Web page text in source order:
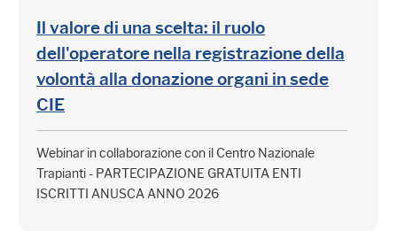
Il valore di una scelta: il ruolo
dell'operatore nella registrazione della
volontà alla donazione organi in sede
CIE
Webinar in collaborazione con il Centro Nazionale
Trapianti - PARTECIPAZIONE GRATUITA ENTI
ISCRITTI ANUSCA ANNO 2026